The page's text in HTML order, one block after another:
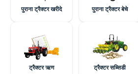
पुराना ट्रैक्टर खरीदे पुराना ट्रैक्टर बेचे
ट्रैक्टर ऋण ट्रैक्टर सब्सिडी